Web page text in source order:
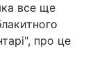
все ще
про це